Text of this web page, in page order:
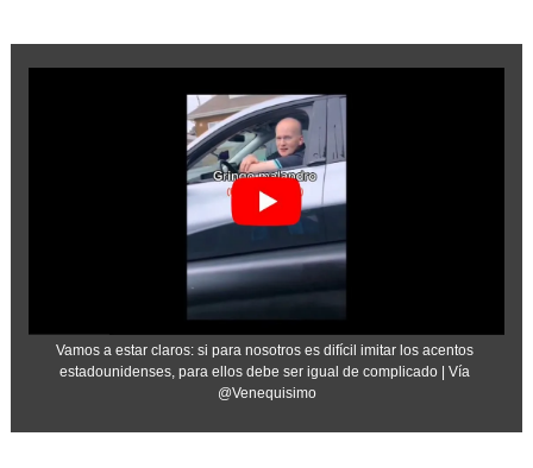
Vamos a estar claros: si para nosotros es difícil imitar los acentos
estadounidenses, para ellos debe ser igual de complicado | Vía
@Venequisimo